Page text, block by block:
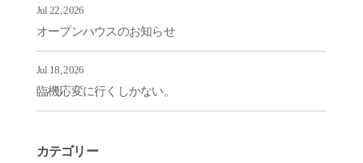
Jul 22, 2026
オープンハウスのお知らせ
Jul 18, 2026
臨機応変に行くしかない。
カテゴリー